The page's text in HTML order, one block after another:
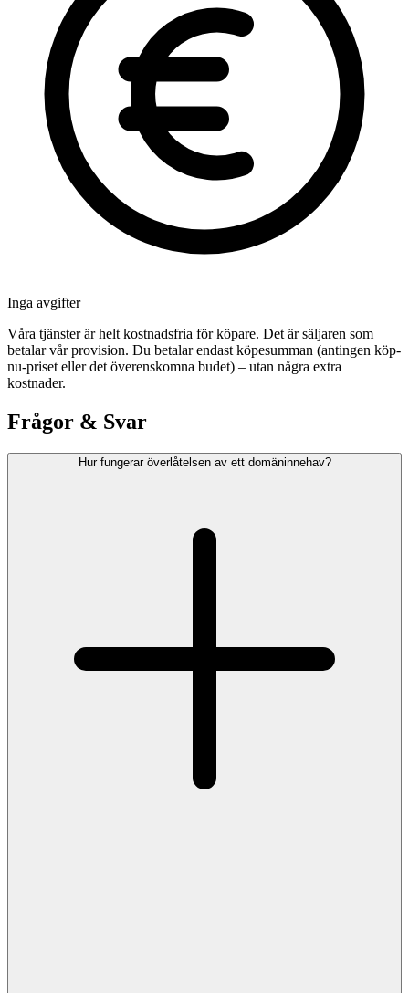
Inga avgifter
Våra tjänster är helt kostnadsfria för köpare. Det är säljaren som
betalar vår provision. Du betalar endast köpesumman (antingen köp-
nu-priset eller det överenskomna budet) – utan några extra
kostnader.
Frågor & Svar
Hur fungerar överlåtelsen av ett domäninnehav?